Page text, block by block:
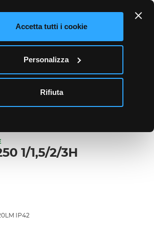
Accetta tutti i cookie
Personalizza
Rifiuta
0
1/1,5/2/3H
IP42